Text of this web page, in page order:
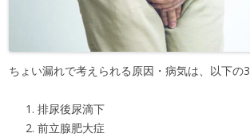
ちょい漏れで考えられる原因・病気は、以下の3
排尿後尿滴下
前立腺肥大症